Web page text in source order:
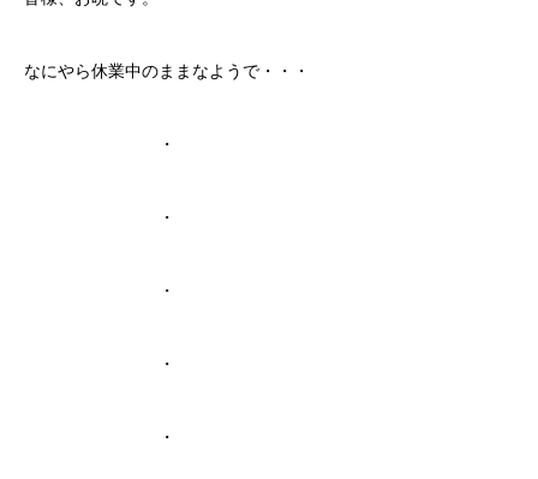
なにやら休業中のままなようで・・・
・
・
・
・
・